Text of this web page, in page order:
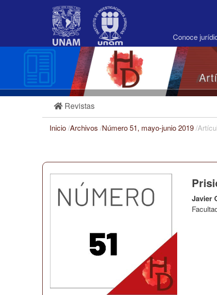
Barra
Conoce
Revistas
Inicio/Archivos /Número 51, mayo-junio 2019/
Javier